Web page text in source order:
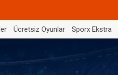
Ücretsiz Oyunlar Sporx Ekstra